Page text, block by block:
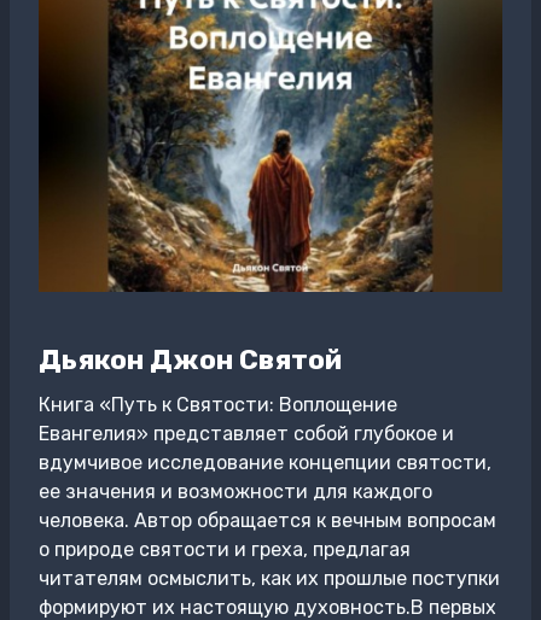
Дьякон Джон Святой
Книга «Путь к Святости: Воплощение
Евангелия» представляет собой глубокое и
вдумчивое исследование концепции святости,
ее значения и возможности для каждого
человека. Автор обращается к вечным вопросам
о природе святости и греха, предлагая
читателям осмыслить, как их прошлые поступки
формируют их настоящую духовность.В первых